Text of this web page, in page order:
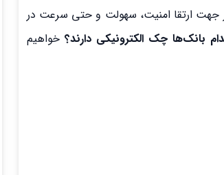
جهت ارتقا امنیت، سهولت و حتی سرعت در
بانک‌ها چک الکترونیکی دارند؟ خواهیم